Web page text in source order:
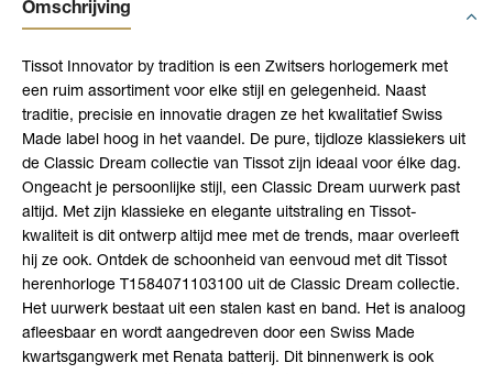
Omschrijving
Tissot Innovator by tradition is een Zwitsers horlogemerk met
een ruim assortiment voor elke stijl en gelegenheid. Naast
traditie, precisie en innovatie dragen ze het kwalitatief Swiss
Made label hoog in het vaandel. De pure, tijdloze klassiekers uit
de Classic Dream collectie van Tissot zijn ideaal voor élke dag.
Ongeacht je persoonlijke stijl, een Classic Dream uurwerk past
altijd. Met zijn klassieke en elegante uitstraling en Tissot-
kwaliteit is dit ontwerp altijd mee met de trends, maar overleeft
hij ze ook. Ontdek de schoonheid van eenvoud met dit Tissot
herenhorloge T1584071103100 uit de Classic Dream collectie.
Het uurwerk bestaat uit een stalen kast en band. Het is analoog
afleesbaar en wordt aangedreven door een Swiss Made
kwartsgangwerk met Renata batterij. Dit binnenwerk is ook